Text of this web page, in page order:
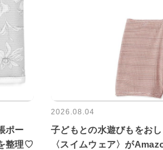
ポー
整理♡
2026.08.04
子どもとの水遊びもをお
〈スイムウェア〉が